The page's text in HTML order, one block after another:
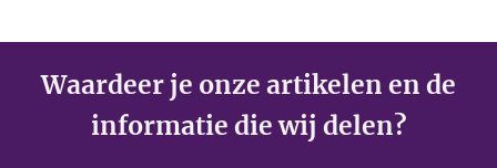
Waardeer je onze artikelen en de
informatie die wij delen?